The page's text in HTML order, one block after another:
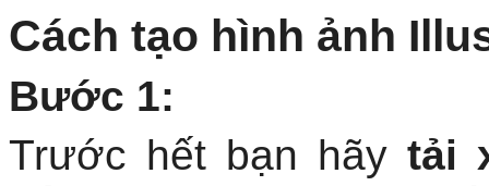
Cách tạo hình ảnh
Bước 1:
Trước hết bạn hãy tải